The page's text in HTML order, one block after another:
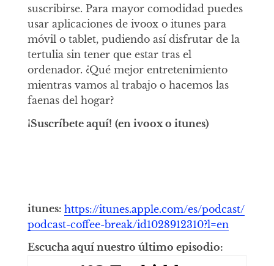
suscribirse. Para mayor comodidad puedes
usar aplicaciones de ivoox o itunes para
móvil o tablet, pudiendo así disfrutar de la
tertulia sin tener que estar tras el
ordenador. ¿Qué mejor entretenimiento
mientras vamos al trabajo o hacemos las
faenas del hogar?
¡Suscríbete aquí! (en ivoox o itunes)
itunes: https://itunes.apple.com/es/podcast/
podcast-coffee-break/id1028912310?l=en
Escucha aquí nuestro último episodio: